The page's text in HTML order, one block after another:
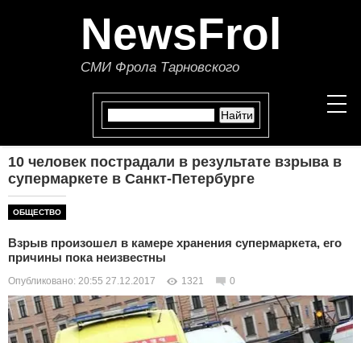
NewsFrol
СМИ Фрола Тарновского
НОВОСТИ
ПОЛИТИКА
ЭКОНОМИКА
В МИРЕ
10 человек пострадали в результате взрыва в
супермаркете в Санкт-Петербурге
ОБЩЕСТВО
Взрыв произошел в камере хранения супермаркета, его
причины пока неизвестны
Опубликовано: 20:55 27.12.2017 1321 0